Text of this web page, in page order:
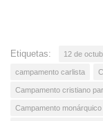
Etiquetas: 12 de
campamento carlista
Campamento cristiano
Campamento